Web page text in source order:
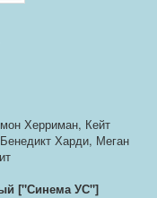
Херриман, Кейт
Харди, Меган
["Синема УС"]